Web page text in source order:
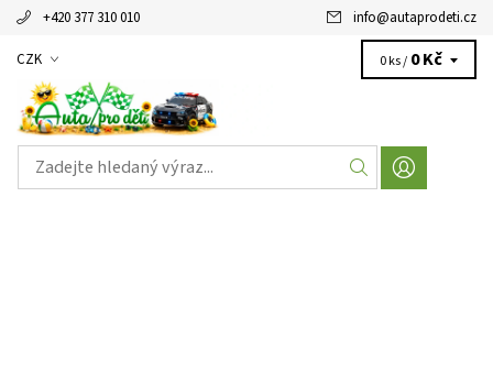
+420 377 310 010 info@autaprodeti.cz
CZK 0 ks / 0 Kč